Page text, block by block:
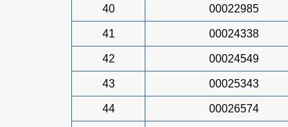
40 00022985
41 00024338
42 00024549
43 00025343
44 00026574